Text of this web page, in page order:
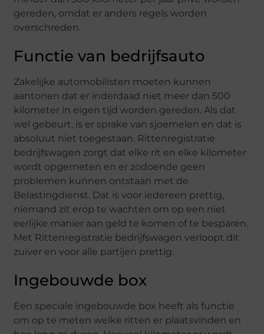
gereden, omdat er anders regels worden
overschreden.
Functie van bedrijfsauto
Zakelijke automobilisten moeten kunnen
aantonen dat er inderdaad niet meer dan 500
kilometer in eigen tijd worden gereden. Als dat
wel gebeurt, is er sprake van sjoemelen en dat is
absoluut niet toegestaan. Rittenregistratie
bedrijfswagen zorgt dat elke rit en elke kilometer
wordt opgemeten en er zodoende geen
problemen kunnen ontstaan met de
Belastingdienst. Dat is voor iedereen prettig,
niemand zit erop te wachten om op een niet
eerlijke manier aan geld te komen of te besparen.
Met Rittenregistratie bedrijfswagen verloopt dit
zuiver en voor alle partijen prettig.
Ingebouwde box
Een speciale ingebouwde box heeft als functie
om op te meten welke ritten er plaatsvinden en